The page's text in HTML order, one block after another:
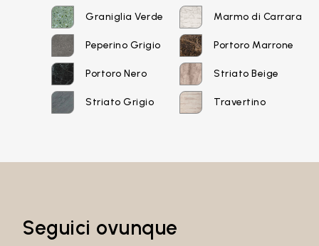
Recupera password
Graniglia Verde
Marmo di Carrara
Peperino Grigio Portoro Marrone
Portoro Nero Striato Beige
Striato Grigio Travertino
Seguici ovunque